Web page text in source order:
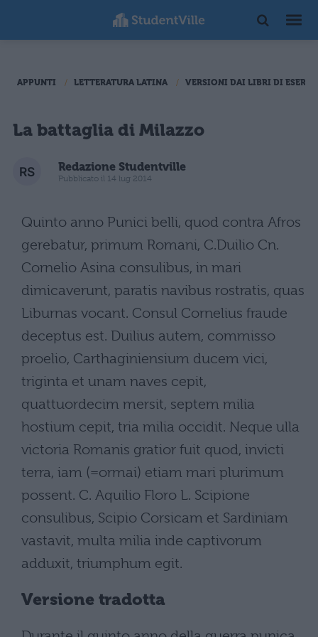
APPUNTI LETTERATURA LATINA VERSIONI DAI LIBRI DI
La battaglia di Milazzo
Redazione Studentville
Pubblicato il 14 lug 2014
Quinto anno Punici belli, quod contra Afros
gerebatur, primum Romani, C.Duilio Cn.
Cornelio Asina consulibus, in mari
dimicaverunt, paratis navibus rostratis, quas
Liburnas vocant. Consul Cornelius fraude
deceptus est. Duilius autem, commisso
proelio, Carthaginiensium ducem vici,
triginta et unam naves cepit,
quattuordecim mersit, septem milia
hostium cepit, tria milia occidit. Neque ulla
victoria Romanis gratior fuit quod, invicti
terra, iam (=ormai) etiam mari plurimum
possent. C. Aquilio Floro L. Scipione
consulibus, Scipio Corsicam et Sardiniam
vastavit, multa milia inde captivorum
adduxit, triumphum egit.
Versione tradotta